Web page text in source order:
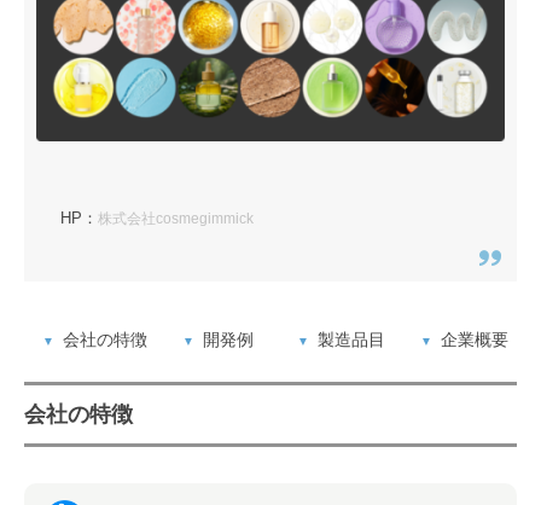
HP ： 株式会社cosmegimmick
会社の特徴 開発例 製造品目 企業概要
会社の特徴